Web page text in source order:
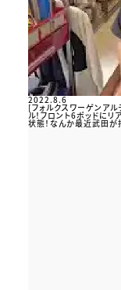
2022.8.6
[フォルクスワーゲンアル
ル！フロント6ポッドに
状態！なんか最近武田が